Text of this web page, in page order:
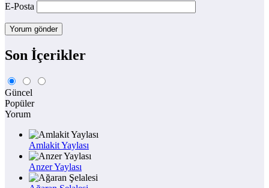
E-Posta
Son İçerikler
Güncel
Popüler
Yorum
Amlakit Yaylası
Anzer Yaylası